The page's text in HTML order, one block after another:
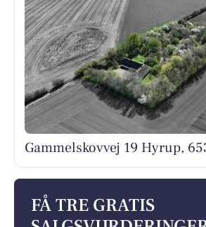
Gammelskovvej 19 Hyrup,
FÅ TRE GRATIS